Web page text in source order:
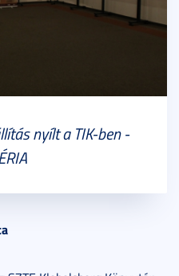
nyílt a TIK-ben -